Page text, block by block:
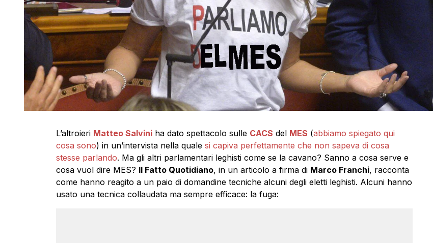
L’altroieri Matteo Salviniha dato spettacolo sulle CACS del MES (abbiamo spiegato qui
cosa sono) in un’intervista nella quale si capiva perfettamente che non sapeva di cosa
stesse parlando. Ma gli altri parlamentari leghisti come se la cavano? Sanno a cosa serve e
cosa vuol dire MES? Il Fatto Quotidiano, in un articolo a firma di Marco Franchi, racconta
come hanno reagito a un paio di domandine tecniche alcuni degli eletti leghisti. Alcuni hanno
usato una tecnica collaudata ma sempre efficace: la fuga: